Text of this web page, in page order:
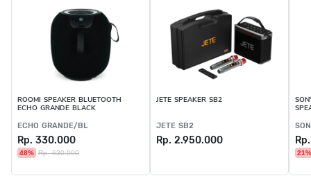
ROOMI SPEAKER BLUETOOTH
ECHO GRANDE BLACK
ECHO GRANDE/BL
Rp. 330.000
48% Rp. 630.000
JETE SPEAKER SB2
JETE SB2
Rp. 2.950.000
21%